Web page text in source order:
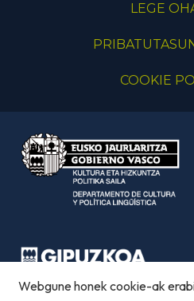
LEGE
COOKIE
Webgune honek cookie-ak